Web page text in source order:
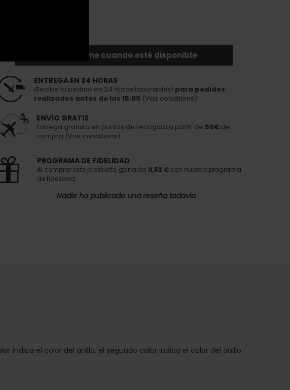
Notificarme cuando esté disponible
ENTREGA EN 24 HORAS
¡Recibe tu pedido en 24 horas laborables! para pedidos
realizados antes de las 15:00 (Voir conditions)
ENVÍO GRATIS
Entrega gratuita en puntos de recogida a partir de 50€ de
compra (Voir conditions)
PROGRAMA DE FIDELIDAD
Al comprar este producto, ganarás 0,52 € con nuestro programa
de fidelidad.
Nadie ha publicado una reseña todavía
indica el color del anillo, el segundo color indica el color del anillo.